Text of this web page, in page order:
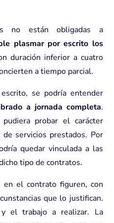
no están obligadas a
plasmar por escrito los
duración inferior a cuatro
a tiempo parcial.
se podría entender
a jornada completa.
probar el carácter
servicios prestados. Por
quedar vinculada a las
tipo de contratos.
el contrato figuren, con
que lo justifican.
el trabajo a realizar. La